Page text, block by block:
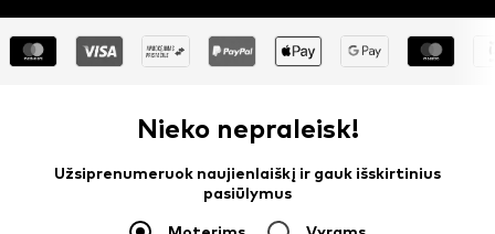
Nieko nepraleisk!
Užsiprenumeruok naujienlaiškį ir gauk išskirtinius
pasiūlymus